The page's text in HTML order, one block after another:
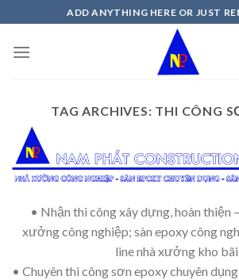
to
content
ADD ANYTHING HERE OR JUST
TAG ARCHIVES: THI CÔNG
• Nhận thi công xây dựng, hoàn thiện
xưởng công nghiệp; sàn epoxy công
line nhà xưởng kho
• Chuyên thi công sơn epoxy chuyên